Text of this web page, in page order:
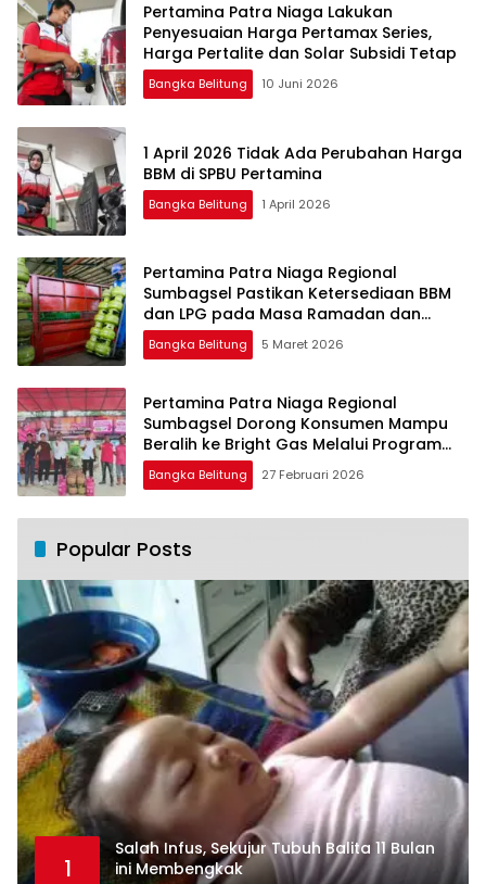
Pertamina Patra Niaga Lakukan
Penyesuaian Harga Pertamax Series,
Harga Pertalite dan Solar Subsidi Tetap
Bangka Belitung 10 Juni 2026
1 April 2026 Tidak Ada Perubahan Harga
BBM di SPBU Pertamina
Bangka Belitung 1 April 2026
Pertamina Patra Niaga Regional
Sumbagsel Pastikan Ketersediaan BBM
dan LPG pada Masa Ramadan dan
Menjelang Idulfitri
Bangka Belitung 5 Maret 2026
Pertamina Patra Niaga Regional
Sumbagsel Dorong Konsumen Mampu
Beralih ke Bright Gas Melalui Program
Trade In di Belitung Timur
Bangka Belitung 27 Februari 2026
Popular Posts
1
Salah Infus, Sekujur Tubuh Balita 11 Bulan
ini Membengkak